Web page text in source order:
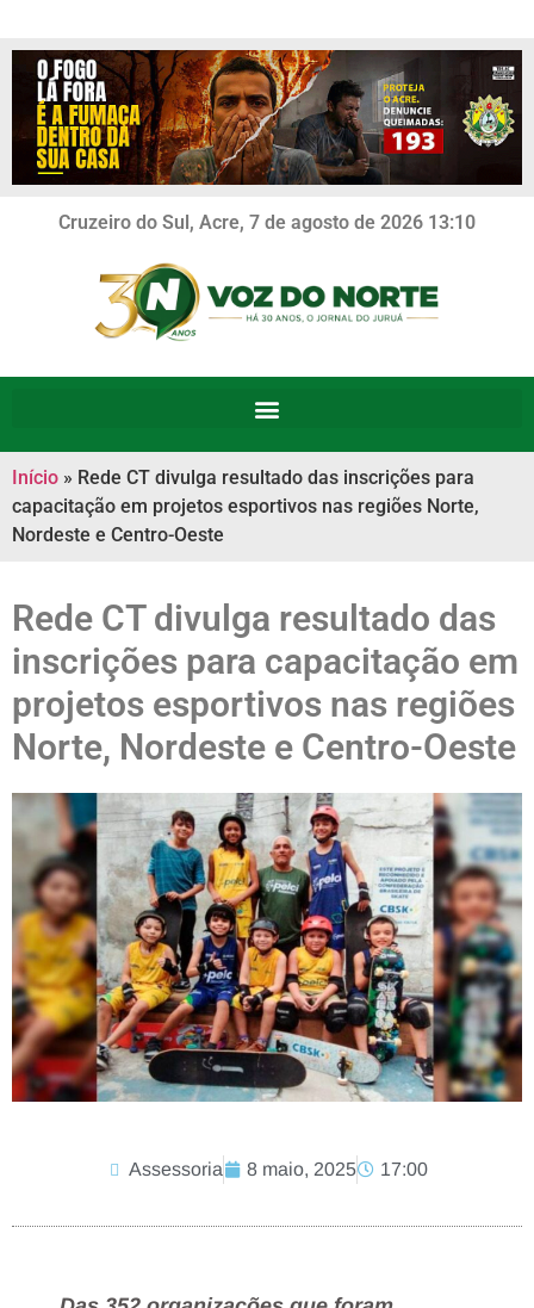
Cruzeiro do Sul, Acre, 7 de agosto de 2026 13:10
Início » Rede CT divulga resultado das inscrições para
capacitação em projetos esportivos nas regiões Norte,
Nordeste e Centro-Oeste
Rede CT divulga resultado das
inscrições para capacitação em
projetos esportivos nas regiões
Norte, Nordeste e Centro-Oeste
Assessoria 8 maio, 2025 17:00